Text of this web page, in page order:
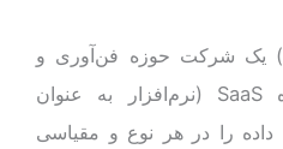
(Safetica) یک شرکت حوزه فن‌آوری و
امنیت است که در حوزه SaaS (نرم‌افزار به عنوان
را در هر نوع و مقیاسی